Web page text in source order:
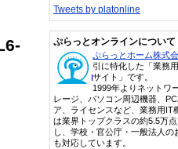
Tweets by platonline
ぷらっとオンラインについて
ぷらっとホーム株式
引に特化した「業務
サイト」です。
1999年よりネットワ
レージ、パソコン周辺機器、
ア、ライセンスなど、業務用IT
は業界トップクラスの約5.5万
し、学校・官公庁・一般法人の
も対応しています。